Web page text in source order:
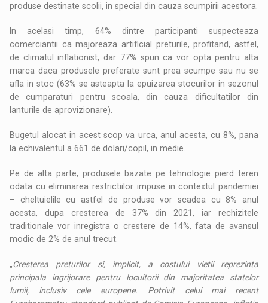
produse destinate scolii, in special din cauza scumpirii acestora.
In acelasi timp, 64% dintre participanti suspecteaza
comerciantii ca majoreaza artificial preturile, profitand, astfel,
de climatul inflationist, dar 77% spun ca vor opta pentru alta
marca daca produsele preferate sunt prea scumpe sau nu se
afla in stoc (63% se asteapta la epuizarea stocurilor in sezonul
de cumparaturi pentru scoala, din cauza dificultatilor din
lanturile de aprovizionare).
Bugetul alocat in acest scop va urca, anul acesta, cu 8%, pana
la echivalentul a 661 de dolari/copil, in medie.
Pe de alta parte, produsele bazate pe tehnologie pierd teren
odata cu eliminarea restrictiilor impuse in contextul pandemiei
– cheltuielile cu astfel de produse vor scadea cu 8% anul
acesta, dupa cresterea de 37% din 2021, iar rechizitele
traditionale vor inregistra o crestere de 14%, fata de avansul
modic de 2% de anul trecut.
„Cresterea preturilor si, implicit, a costului vietii reprezinta
principala ingrijorare pentru locuitorii din majoritatea statelor
lumii, inclusiv cele europene. Potrivit celui mai recent